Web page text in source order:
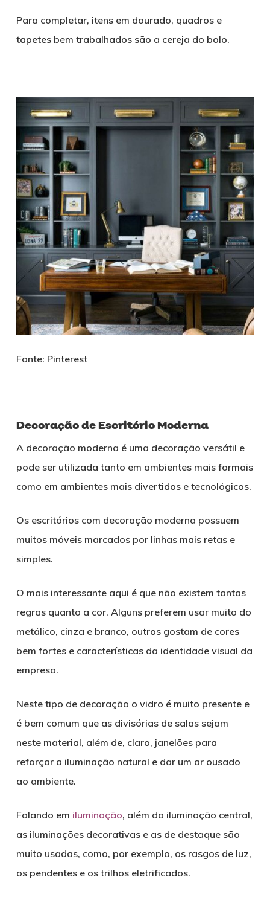
Para completar, itens em dourado, quadros e
tapetes bem trabalhados são a cereja do bolo.
Fonte: Pinterest
Decoração de Escritório Moderna
A decoração moderna é uma decoração versátil e
pode ser utilizada tanto em ambientes mais formais
como em ambientes mais divertidos e tecnológicos.
Os escritórios com decoração moderna possuem
muitos móveis marcados por linhas mais retas e
simples.
O mais interessante aqui é que não existem tantas
regras quanto a cor. Alguns preferem usar muito do
metálico, cinza e branco, outros gostam de cores
bem fortes e características da identidade visual da
empresa.
Neste tipo de decoração o vidro é muito presente e
é bem comum que as divisórias de salas sejam
neste material, além de, claro, janelões para
reforçar a iluminação natural e dar um ar ousado
ao ambiente.
Falando em iluminação, além da iluminação central,
as iluminações decorativas e as de destaque são
muito usadas, como, por exemplo, os rasgos de luz,
os pendentes e os trilhos eletrificados.